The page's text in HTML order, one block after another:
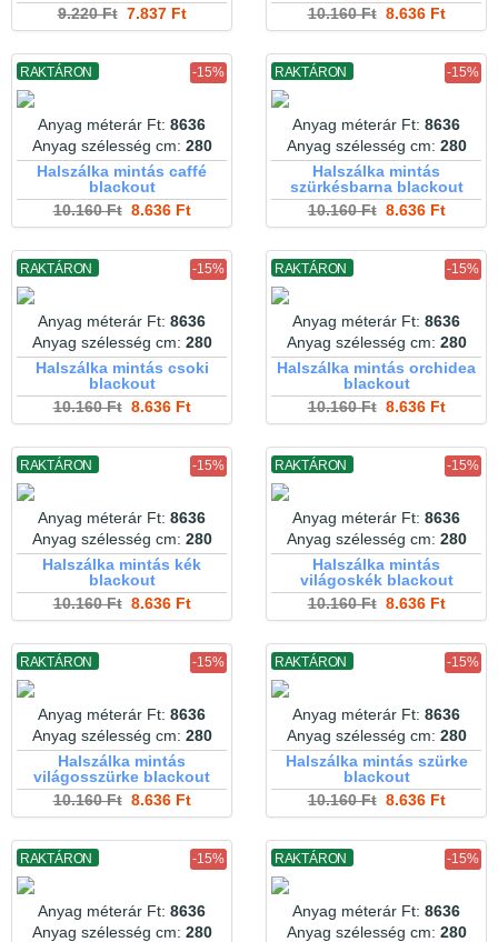
9.220 Ft7.837 Ft
10.160 Ft8.636 Ft
RAKTÁRON -15%
Anyag méterár Ft: 8636
Anyag szélesség cm: 280
Halszálka mintás caffé
blackout
10.160 Ft8.636 Ft
RAKTÁRON -15%
Anyag méterár Ft: 8636
Anyag szélesség cm: 280
Halszálka mintás
szürkésbarna blackout
10.160 Ft8.636 Ft
RAKTÁRON -15%
Anyag méterár Ft: 8636
Anyag szélesség cm: 280
Halszálka mintás csoki
blackout
10.160 Ft8.636 Ft
RAKTÁRON -15%
Anyag méterár Ft: 8636
Anyag szélesség cm: 280
Halszálka mintás orchidea
blackout
10.160 Ft8.636 Ft
RAKTÁRON -15%
Anyag méterár Ft: 8636
Anyag szélesség cm: 280
Halszálka mintás kék
blackout
10.160 Ft8.636 Ft
RAKTÁRON -15%
Anyag méterár Ft: 8636
Anyag szélesség cm: 280
Halszálka mintás
világoskék blackout
10.160 Ft8.636 Ft
RAKTÁRON -15%
Anyag méterár Ft: 8636
Anyag szélesség cm: 280
Halszálka mintás
világosszürke blackout
10.160 Ft8.636 Ft
RAKTÁRON -15%
Anyag méterár Ft: 8636
Anyag szélesség cm: 280
Halszálka mintás szürke
blackout
10.160 Ft8.636 Ft
RAKTÁRON -15%
Anyag méterár Ft: 8636
Anyag szélesség cm: 280
RAKTÁRON -15%
Anyag méterár Ft: 8636
Anyag szélesség cm: 280